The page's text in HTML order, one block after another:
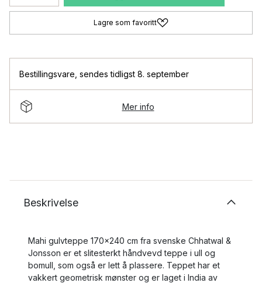
Lagre som favoritt
Bestillingsvare sendes tidligst 8. september
Mer info
Beskrivelse
Mahi gulvteppe 170x240 cm fra svenske Chhatwal &
Jonsson er et slitesterkt håndvevd teppe i ull og
bomull, som også er lett å plassere. Teppet har et
vakkert geometrisk mønster og er laget i India av